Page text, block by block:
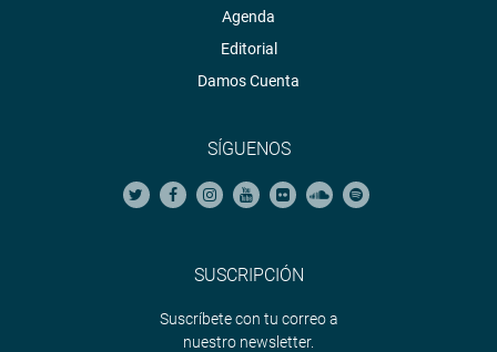
Agenda
Editorial
Damos Cuenta
SÍGUENOS
SUSCRIPCIÓN
Suscríbete con tu correo a
nuestro newsletter.